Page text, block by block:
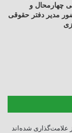
چهارمحال و
مدیر دفتر حقوقی
علامت‌گذاری شده‌اند